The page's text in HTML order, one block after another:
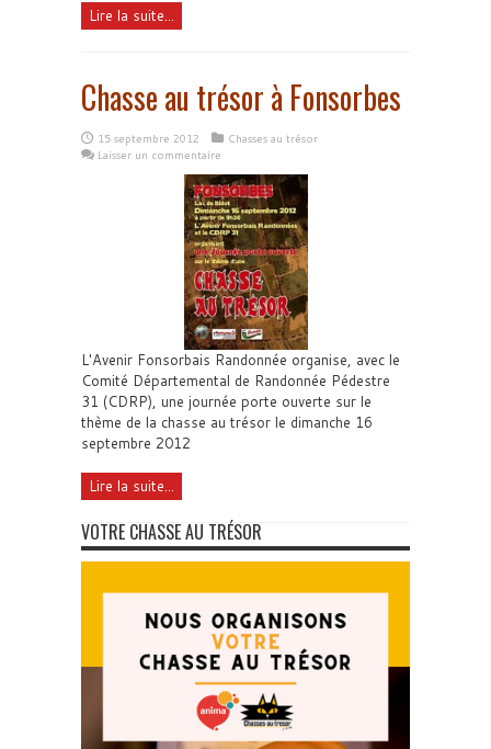
Lire la suite...
Chasse au trésor à Fonsorbes
15 septembre 2012
Chasses au trésor
Laisser un commentaire
L'Avenir Fonsorbais Randonnée organise, avec le
Comité Départemental de Randonnée Pédestre
31 (CDRP), une journée porte ouverte sur le
thème de la chasse au trésor le dimanche 16
septembre 2012
Lire la suite...
VOTRE CHASSE AU TRÉSOR